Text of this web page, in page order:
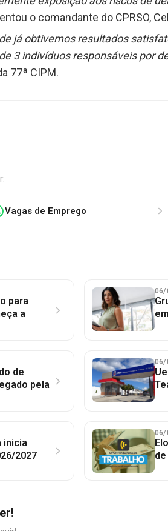
o comandante do CPRSO,
já obtivemos resultados
3 indivíduos responsáveis por
77ª CIPM.
Vagas de Emprego
para
a
06/
de
pela
06/
inicia
2027
06/